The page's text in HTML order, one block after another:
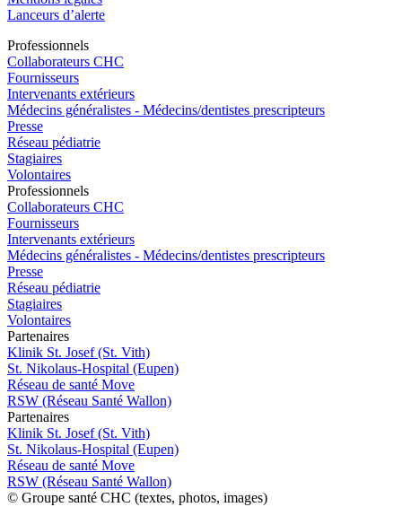
Lanceurs d’alerte
Professionnels
Collaborateurs CHC
Fournisseurs
Intervenants extérieurs
Médecins généralistes - Médecins/dentistes prescripteurs
Presse
Réseau pédiatrie
Stagiaires
Volontaires
Professionnels
Collaborateurs CHC
Fournisseurs
Intervenants extérieurs
Médecins généralistes - Médecins/dentistes prescripteurs
Presse
Réseau pédiatrie
Stagiaires
Volontaires
Partenaires
Klinik St. Josef (St. Vith)
St. Nikolaus-Hospital (Eupen)
Réseau de santé Move
RSW (Réseau Santé Wallon)
Partenaires
Klinik St. Josef (St. Vith)
St. Nikolaus-Hospital (Eupen)
Réseau de santé Move
RSW (Réseau Santé Wallon)
© Groupe santé CHC (textes, photos, images)